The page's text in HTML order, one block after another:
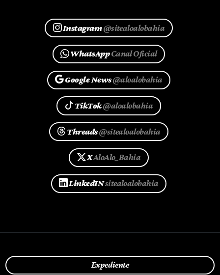
Instagram@sitealoalobahia
WhatsAppCanal Oficial
Google News@aloalobahia
TikTok@aloalobahia
Threads@sitealoalobahia
XAloAlo_Bahia
LinkedINsitealoalobahia
Expediente